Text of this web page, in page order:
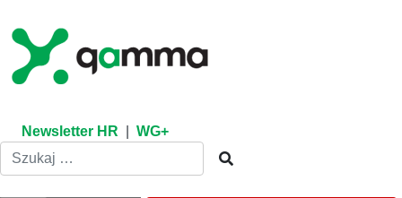
content
Newsletter HR WG+